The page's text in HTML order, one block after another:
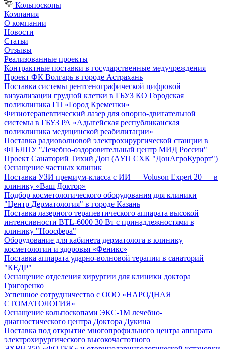
Кольпоскопы
Компания
О компании
Новости
Статьи
Отзывы
Реализованные проекты
Контрактные поставки в государственные медучреждения
Проект ФК Волгарь в городе Астрахань
Поставка системы рентгенографической цифровой
визуализации грудной клетки в ГБУЗ КО Городская
поликлиника ГП «Город Кременки»
Физиотерапевтический лазер для опорно-двигательной
системы в ГБУЗ РА «Адыгейская республиканская
поликлиника медицинской реабилитации»
Поставка радиоволновой электрохирургической станции в
ФГБЛПУ "Лечебно-оздоровительный центр МИД России"
Проект Санаторий Тихий Дон (АУП СХК "ДонАгроКурорт")
Оснащение частных клиник
Поставка УЗИ премиум-класса с ИИ — Voluson Expert 20 — в
клинику «Ваш Доктор»
Подбор косметологического оборудования для клиники
"Центр Дерматология" в городе Казань
Поставка лазерного терапевтического аппарата высокой
интенсивности BTL-6000 30 Вт с принадлежностями в
клинику "Ноосфера"
Оборудование для кабинета дерматолога в клинику
косметологии и здоровья «Феникс»
Поставка аппарата ударно-волновой терапии в санаторий
"КЕДР"
Оснащение отделения хирургии для клиники доктора
Григоренко
Успешное сотрудничество с ООО «НАРОДНАЯ
СТОМАТОЛОГИЯ»
Оснащение кольпоскопами ЭКС-1М лечебно-
диагностического центра Доктора Дукина
Поставка под открытие многопрофильного центра аппарата
электрохирургического высокочастотного